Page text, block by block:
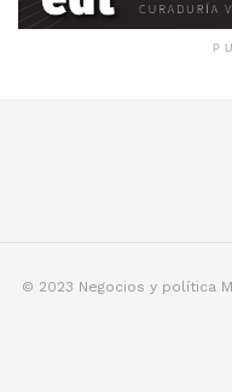
© 2023 Negocios y política